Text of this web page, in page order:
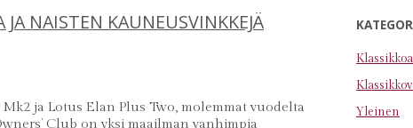
NAISTEN KAUNEUSVINKKEJÄ
ja Lotus Elan Plus Two, molemmat vuodelta
Club on yksi maailman vanhimpia
Yleinen